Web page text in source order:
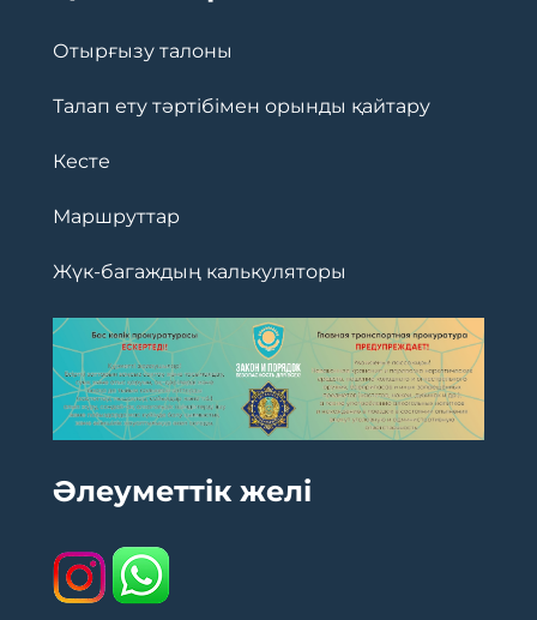
Отырғызу талоны
Талап ету тәртібімен орынды қайтару
Кесте
Маршруттар
Жүк-багаждың калькуляторы
Әлеуметтік желі